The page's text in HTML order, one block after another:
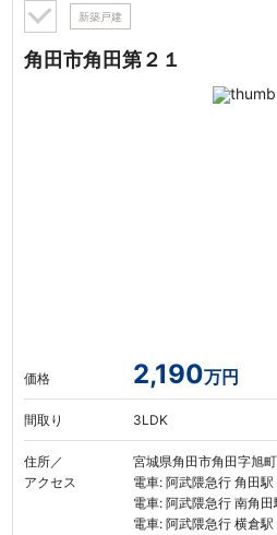
新築戸建
角田市角田第２１
価格 2,190万円
間取り 3LDK
住所／
アクセス
宮城県角田市角田字旭町
電車: 阿武隈急行 角田
電車: 阿武隈急行 南角
電車: 阿武隈急行 横倉